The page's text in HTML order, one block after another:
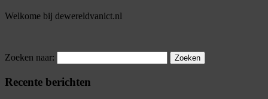
Welkome bij dewereldvanict.nl
Zoeken naar:
Recente berichten